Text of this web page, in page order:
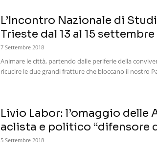
L’Incontro Nazionale di
Trieste dal 13 al 15 settembre
7 Settembre 2018
Animare le città, partendo dalle periferie della
ricucire le due grandi fratture che bloccano il nostro
Livio Labor: l’omaggio delle
aclista e politico “difensore
5 Settembre 2018